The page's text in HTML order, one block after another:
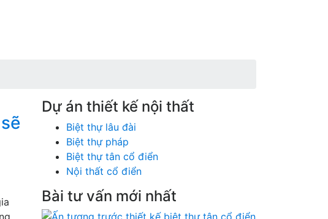
Dự án thiết kế nội thất
Biệt thự lâu đài
Biệt thự pháp
Biệt thự tân cổ điển
Nội thất cổ điển
Bài tư vấn mới nhất